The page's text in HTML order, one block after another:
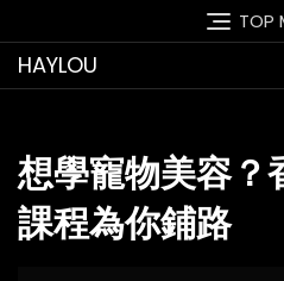
to
content
TOP
HAYLOU
想學寵物美容？
課程為你鋪路